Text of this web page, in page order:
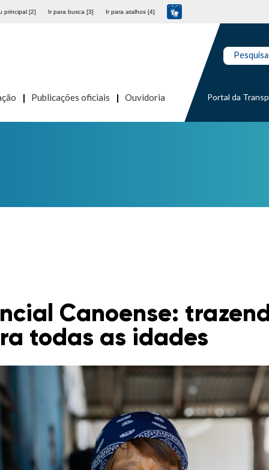
principal [2] Ir para busca [3] Ir para atalhos [4]
Publicações oficiais Ouvidoria Portal da
Canoense:
todas as idades